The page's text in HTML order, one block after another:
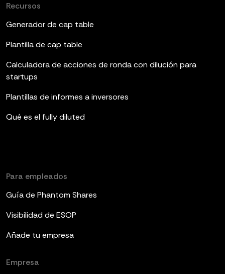
Recursos
Generador de cap table
Plantilla de cap table
Calculadora de acciones de ronda con dilución para
startups
Plantillas de informes a inversores
Qué es el fully diluted
Para empleados
Guía de Phantom Shares
Visibilidad de ESOP
Añade tu empresa
Empresa